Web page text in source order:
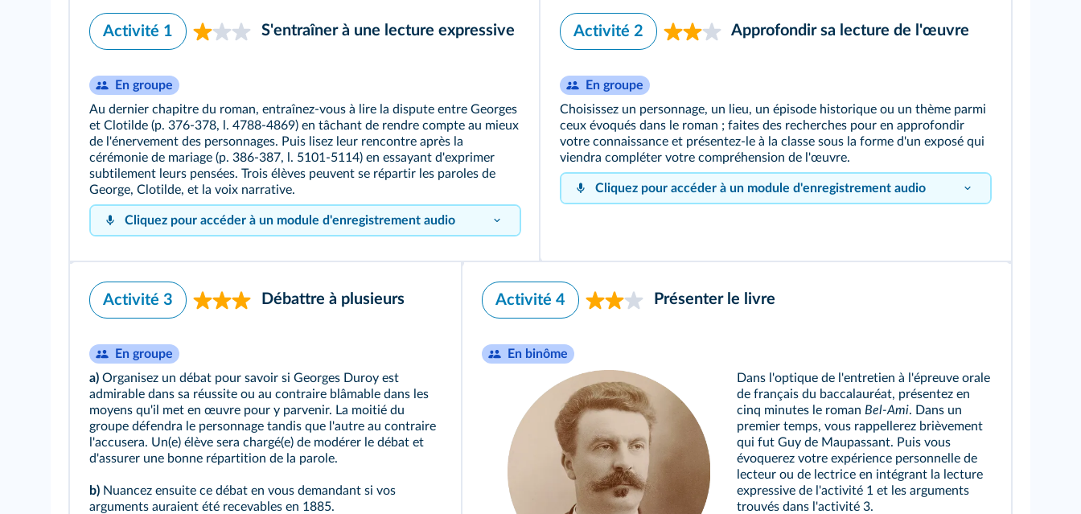
Activité 1 S'entraîner à une lecture expressive
En groupe
Au dernier chapitre du roman, entraînez-vous à lire la dispute entre Georges
et Clotilde (p. 376-378, l. 4788-4869) en tâchant de rendre compte au mieux
de l'énervement des personnages. Puis lisez leur rencontre après la
cérémonie de mariage (p. 386-387, l. 5101-5114) en essayant d'exprimer
subtilement leurs pensées. Trois élèves peuvent se répartir les paroles de
George, Clotilde, et la voix narrative.
Cliquez pour accéder à un module d'enregistrement audio
Cliquez sur le bouton pour vous enregistrer !
Activité 2 Approfondir sa lecture de l'œuvre
En groupe
Choisissez un personnage, un lieu, un épisode historique ou un thème parmi
ceux évoqués dans le roman ; faites des recherches pour en approfondir
votre connaissance et présentez-le à la classe sous la forme d'un exposé qui
viendra compléter votre compréhension de l'œuvre.
Cliquez pour accéder à un module d'enregistrement audio
Cliquez sur le bouton pour vous enregistrer !
Activité 3 Débattre à plusieurs
En groupe
a) Organisez un débat pour savoir si Georges Duroy est
admirable dans sa réussite ou au contraire blâmable dans les
moyens qu'il met en œuvre pour y parvenir. La moitié du
groupe défendra le personnage tandis que l'autre au contraire
l'accusera. Un(e) élève sera chargé(e) de modérer le débat et
d'assurer une bonne répartition de la parole.
b) Nuancez ensuite ce débat en vous demandant si vos
arguments auraient été recevables en 1885.
Activité 4 Présenter le livre
En binôme
Dans l'optique de l'entretien à l'épreuve orale
de français du baccalauréat, présentez en
cinq minutes le roman Bel-Ami. Dans un
premier temps, vous rappellerez brièvement
qui fut Guy de Maupassant. Puis vous
évoquerez votre expérience personnelle de
lecteur ou de lectrice en intégrant la lecture
expressive de l'activité 1 et les arguments
trouvés dans l'activité 3.